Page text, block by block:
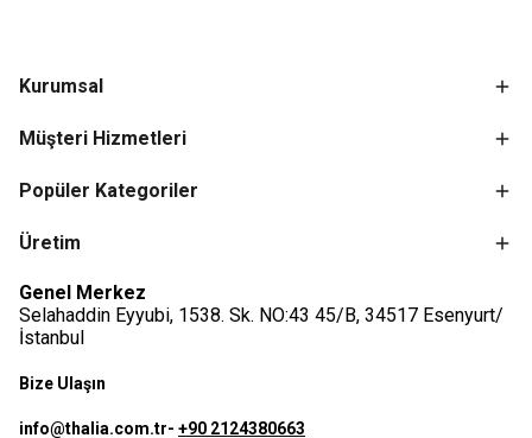
Kurumsal
Müşteri Hizmetleri
Popüler Kategoriler
Üretim
Genel Merkez
Selahaddin Eyyubi, 1538. Sk. NO:43 45/B, 34517 Esenyurt/
İstanbul
Bize Ulaşın
info@thalia.com.tr- +90 2124380663